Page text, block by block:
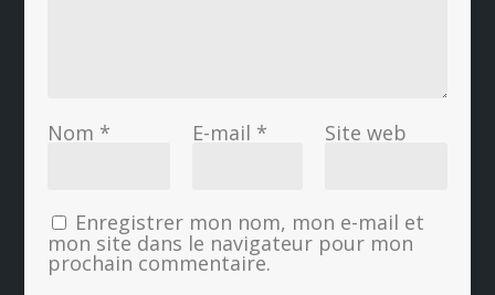
Nom * E-mail * Site web
Enregistrer mon nom, mon e-mail et
mon site dans le navigateur pour mon
prochain commentaire.